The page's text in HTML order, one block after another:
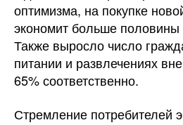
оптимизма, на покупке
экономит больше половины
Также выросло число
питании и развлечениях
65% соответственно.
Стремление потребителей